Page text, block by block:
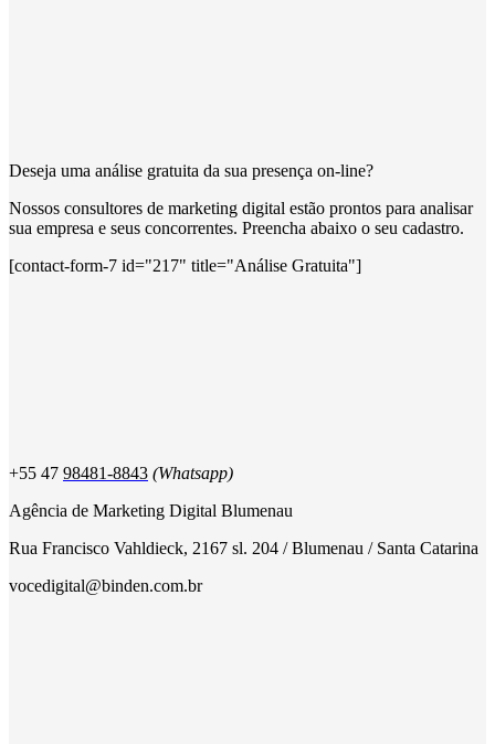
Deseja uma análise gratuita da sua presença on-line?
Nossos consultores de marketing digital estão prontos para analisar
sua empresa e seus concorrentes. Preencha abaixo o seu cadastro.
[contact-form-7 id="217" title="Análise Gratuita"]
+55 47 98481-8843 (Whatsapp)
Agência de Marketing Digital Blumenau
Rua Francisco Vahldieck, 2167 sl. 204 / Blumenau / Santa Catarina
vocedigital@binden.com.br